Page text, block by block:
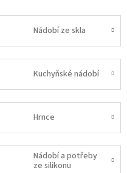
Nádobí ze skla
Kuchyňské nádobí
Hrnce
Nádobí a potřeby
ze silikonu